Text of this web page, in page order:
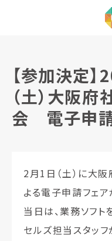
【参加決定
（土）大阪
会 電子申
2月1日（土）に大
よる電子申請フェア
当日は、業務ソフ
セルズ担当スタッ